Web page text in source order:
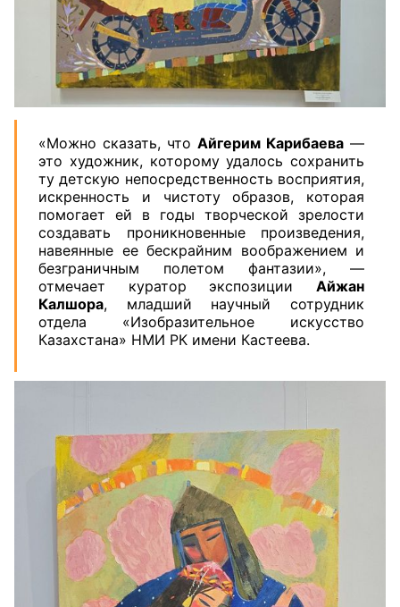
«Можно сказать, что Айгерим Карибаева —
это художник, которому удалось сохранить
ту детскую непосредственность восприятия,
искренность и чистоту образов, которая
помогает ей в годы творческой зрелости
создавать проникновенные произведения,
навеянные ее бескрайним воображением и
безграничным полетом фантазии», —
отмечает куратор экспозиции Айжан
Калшора, младший научный сотрудник
отдела «Изобразительное искусство
Казахстана» НМИ РК имени Кастеева.